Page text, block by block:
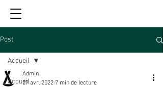
Post
Accueil
Accueil
Admin
27 avr. 2022 7 min de lecture